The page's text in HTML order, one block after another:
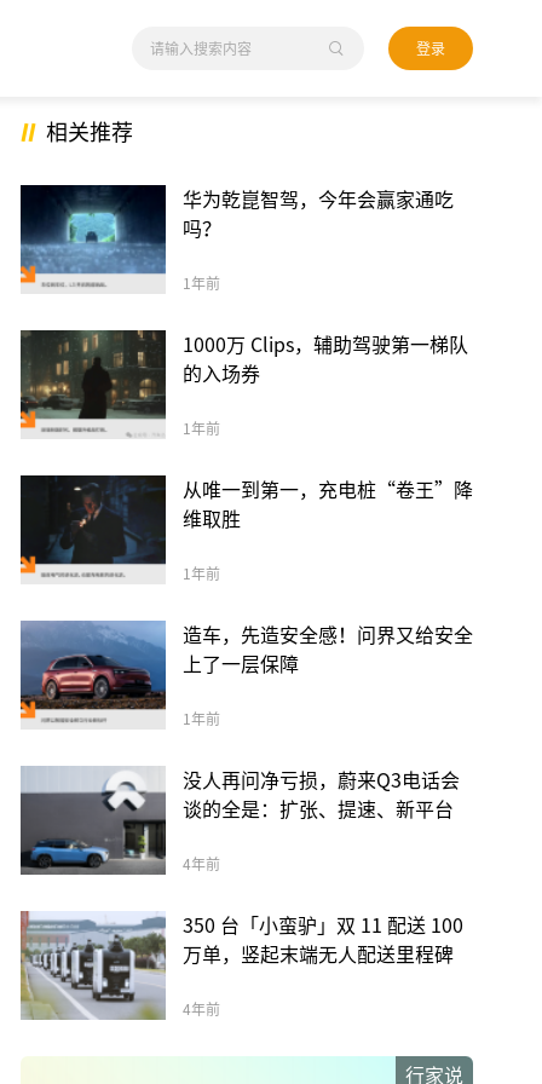
登录
相关推荐
华为乾崑智驾，今年会赢家通吃
吗？
1年前
1000万 Clips，辅助驾驶第一梯队
的入场券
1年前
从唯一到第一，充电桩“卷王”降
维取胜
1年前
造车，先造安全感！问界又给安全
上了一层保障
1年前
没人再问净亏损，蔚来Q3电话会
谈的全是：扩张、提速、新平台
4年前
350 台「小蛮驴」双 11 配送 100
万单，竖起末端无人配送里程碑
4年前
行家说